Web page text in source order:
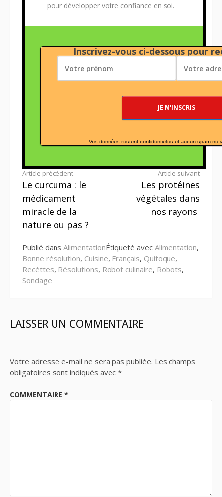
pour développer votre confiance en soi.
Inscrivez-vous ci-dessous pour
Vos données restent confidentielles et aucun spam ne
Lire
la
suite
Article précédent
Le curcuma : le
médicament
miracle de la
nature ou pas ?
Article suivant
Les protéines
végétales dans
nos rayons
Publié dans AlimentationÉtiqueté avec Alimentation,
Bonne résolution, Cuisine, Français, Quitoque,
Recèttes, Résolutions, Robot culinaire, Robots,
Sondage
LAISSER UN COMMENTAIRE
Votre adresse e-mail ne sera pas publiée. Les champs
obligatoires sont indiqués avec *
COMMENTAIRE *